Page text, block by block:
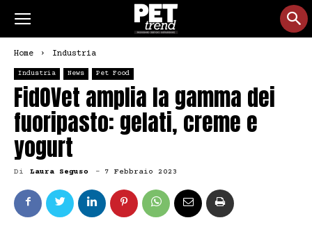
Home Industria
Industria News Pet Food
FidOVet amplia la gamma dei
fuoripasto: gelati, creme e
yogurt
Di Laura Seguso - 7 Febbraio 2023